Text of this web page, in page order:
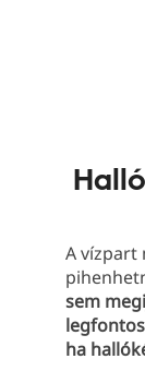
A vízpart
sem
ha